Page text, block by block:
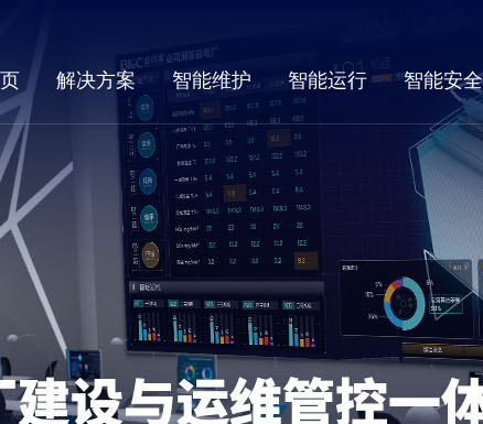
解决方案 智能维护 智能运行 智能安全